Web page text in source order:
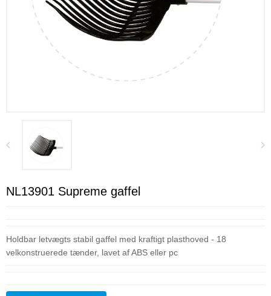
NL13901 Supreme gaffel
Holdbar letvægts stabil gaffel med kraftigt plasthoved - 18
velkonstruerede tænder, lavet af ABS eller pc